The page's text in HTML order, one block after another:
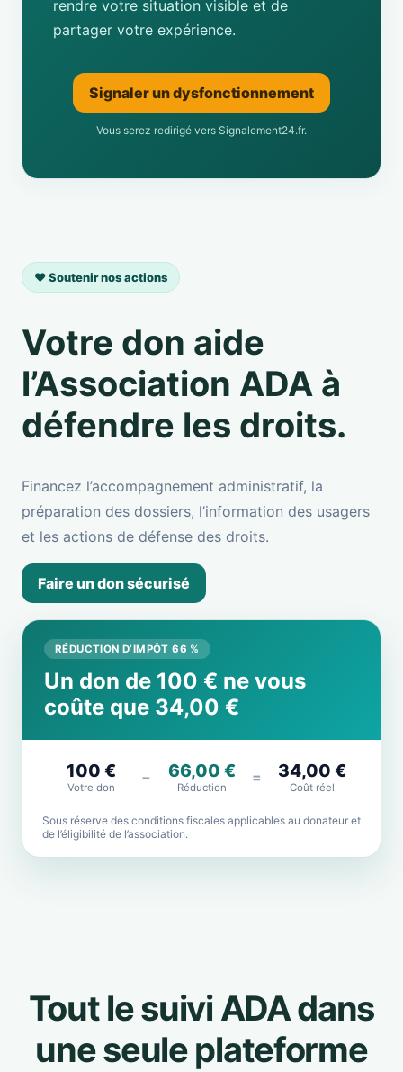
rendre votre situation visible et de
partager votre expérience.
Signaler un dysfonctionnement
Vous serez redirigé vers Signalement24.fr.
❤️ Soutenir nos actions
Votre don aide
l’Association ADA à
défendre les droits.
Financez l’accompagnement administratif, la
préparation des dossiers, l’information des usagers
et les actions de défense des droits.
Faire un don sécurisé
RÉDUCTION D’IMPÔT 66 %
Un don de 100 € ne vous
coûte que 34,00 €
100 €
Votre don
− 66,00 €
Réduction
= 34,00 €
Coût réel
Sous réserve des conditions fiscales applicables au donateur et
de l’éligibilité de l’association.
Tout le suivi ADA dans
une seule plateforme